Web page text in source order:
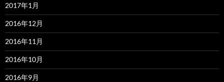
2017年1月
2016年12月
2016年11月
2016年10月
2016年9月